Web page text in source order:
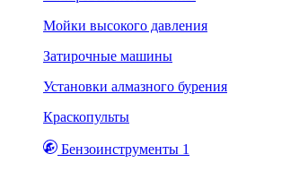
Мойки высокого давления
Затирочные машины
Установки алмазного бурения
Краскопульты
Бензоинструменты 1